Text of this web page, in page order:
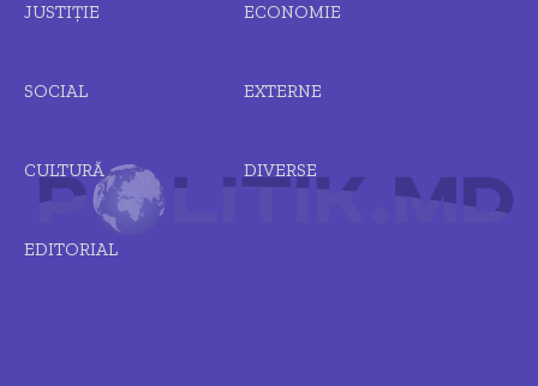
JUSTIȚIE ECONOMIE
SOCIAL EXTERNE
CULTURĂ DIVERSE
EDITORIAL